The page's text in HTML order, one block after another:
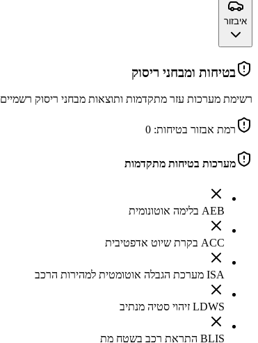
איבזור
בטיחות ומבחני ריסוק
רשימת מערכות עזר מתקדמות ותוצאות מבחני ריסוק רשמיים
רמת אבזור בטיחות: 0
מערכות בטיחות מתקדמות
AEB בלימה אוטונומית
ACC בקרת שיוט אדפטיבית
ISA מערכת הגבלה אוטומטית למהירות הרכב
LDWS זיהוי סטיה מנתיב
BLIS התראת רכב בשטח מת